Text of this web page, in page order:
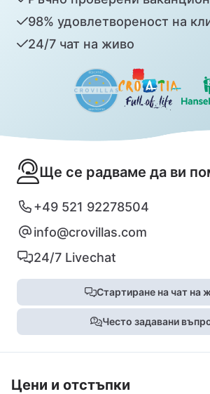
98% удовлетвореност на
24/7 чат на живо
Ще се радваме да ви
+49 521 92278504
info@crovillas.com
24/7 Livechat
Стартиране на чат на
Често задавани
Цени и отстъпки